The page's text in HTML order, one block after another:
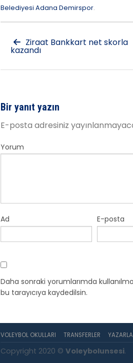
Belediyesi Adana Demirspor.
Ziraat Bankkart net skorla
kazandı
Bir yanıt yazın
E-posta adresiniz
Yorum
Ad E-posta
Daha sonraki yorumlarımda
bu tarayıcıya kaydedilsin.
VOLEYBOL OKULLARI TRANSFERLER
Copyright 2020 © Voleybolunsesi.